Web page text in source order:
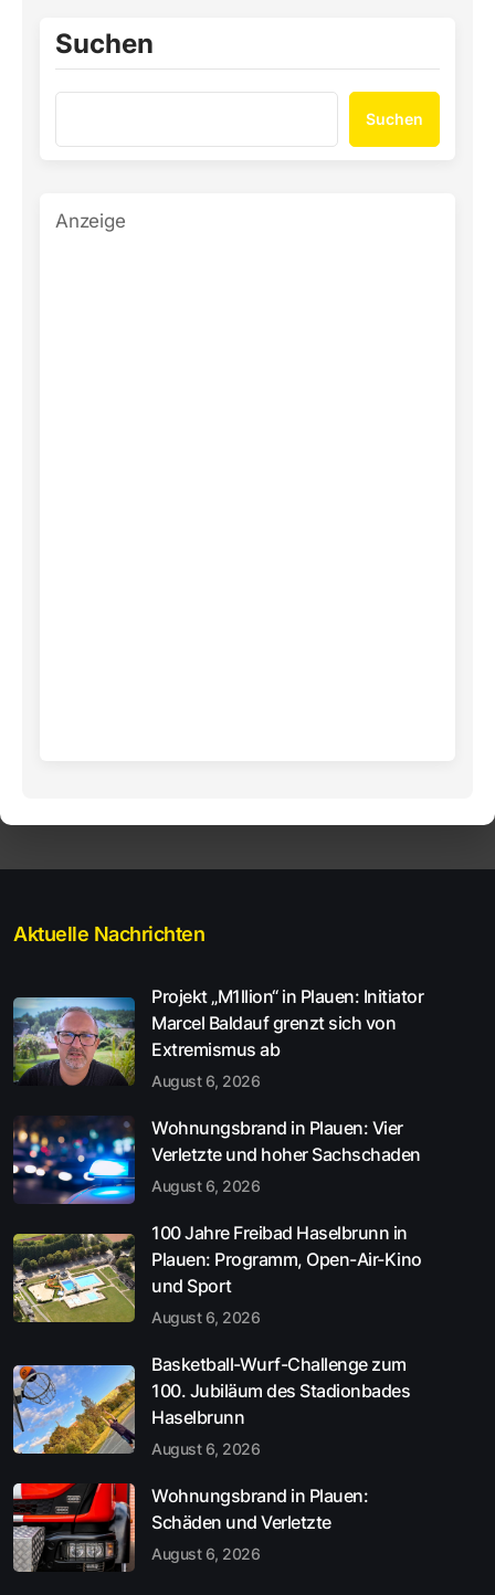
Suchen
Suchen
Anzeige
Aktuelle Nachrichten
Projekt „M1llion“ in Plauen: Initiator
Marcel Baldauf grenzt sich von
Extremismus ab
August 6, 2026
Wohnungsbrand in Plauen: Vier
Verletzte und hoher Sachschaden
August 6, 2026
100 Jahre Freibad Haselbrunn in
Plauen: Programm, Open-Air-Kino
und Sport
August 6, 2026
Basketball-Wurf-Challenge zum
100. Jubiläum des Stadionbades
Haselbrunn
August 6, 2026
Wohnungsbrand in Plauen:
Schäden und Verletzte
August 6, 2026